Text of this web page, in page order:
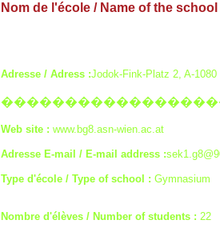
Nom de l'école / Name of the school
Adresse / Adress :Jodok-Fink-Platz 2, A-1080
Web site : www.bg8.asn-wien.ac.at
Adresse E-mail / E-mail address :
Type d'école / Type of school : Gymnasium
Nombre d'élèves / Number of students : 22